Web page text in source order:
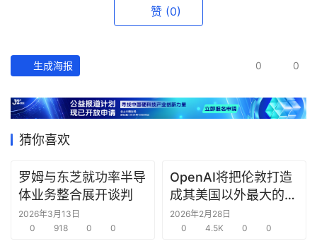
深
产
数
研
选
赞 (0)
生成海报 0 0
猜你喜欢
罗姆与东芝就功率半导
体业务整合展开谈判
2026年3月13日
0
918 0 0
OpenAI将把伦敦打造
成其美国以外最大的研
究中心
2026年2月28日
0
4.5K 0 0